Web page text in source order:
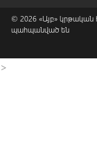
© 2026 «Այբ» կրթական
պահպանված են
>